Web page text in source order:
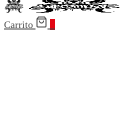
Carrito